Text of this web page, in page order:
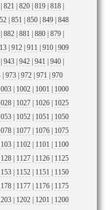
818
|
819
|
820
|
821
|
848
|
849
|
850
|
851
|
879
|
880
|
881
|
882
|
909
|
910
|
911
|
912
|
940
|
941
|
942
|
943
|
970
971
|
972
|
973
|
1000
1001
|
1002
|
1025
|
1026
|
1027
|
1050
1051
|
1052
|
1075
|
1076
|
1077
|
1100
1101
|
1102
|
1125
|
1126
|
1127
|
1150
1151
|
1152
|
1175
|
1176
|
1177
|
1200
1201
|
1202
|